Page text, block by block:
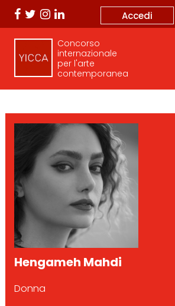
Accedi
Concorso
internazionale
per l'arte
contemporanea
Hengameh Mahdi
Donna